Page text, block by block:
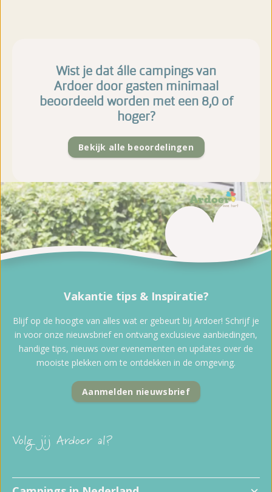
Wist je dat álle campings van
Ardoer door gasten minimaal
beoordeeld worden met een 8,0 of
hoger?
Bekijk alle beoordelingen
Volg jij Ardoer al?
Vakantie tips & Inspiratie?
Blijf op de hoogte van alles wat er gebeurt bij Ardoer! Schrijf je
in voor onze nieuwsbrief en ontvang exclusieve aanbiedingen,
handige tips, nieuws over evenementen en updates over de
mooiste plekken om te ontdekken in de omgeving.
Aanmelden nieuwsbrief